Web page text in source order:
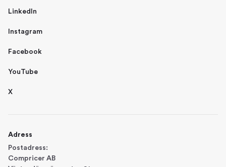
LinkedIn
Instagram
Facebook
YouTube
X
Adress
Postadress:
Compricer AB